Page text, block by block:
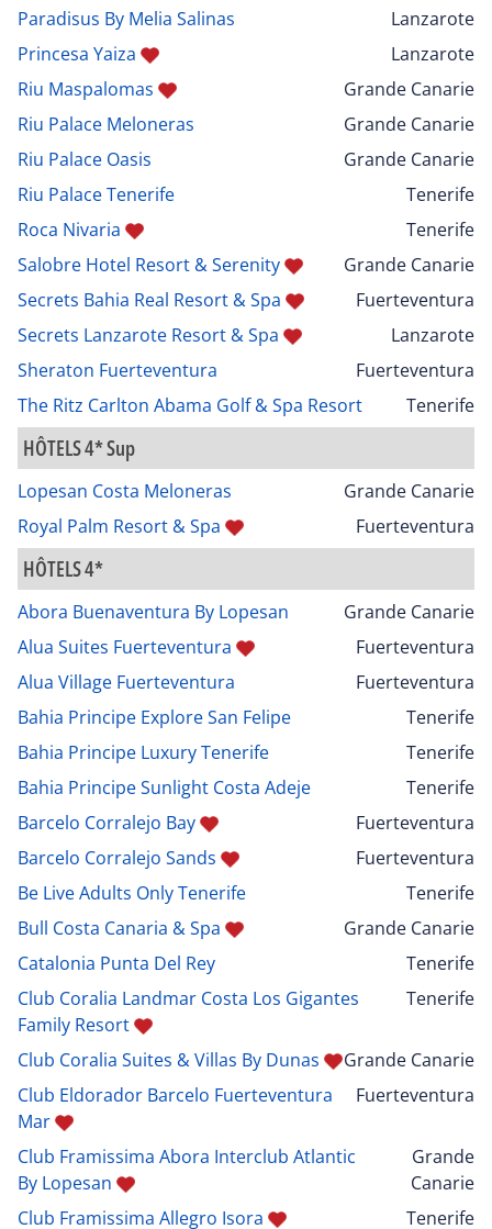
Paradisus By Melia Salinas
Lanzarote
Princesa Yaiza
Lanzarote
Riu Maspalomas
Grande Canarie
Riu Palace Meloneras
Grande Canarie
Riu Palace Oasis
Grande Canarie
Riu Palace Tenerife
Tenerife
Roca Nivaria
Tenerife
Salobre Hotel Resort & Serenity
Grande Canarie
Secrets Bahia Real Resort & Spa
Fuerteventura
Secrets Lanzarote Resort & Spa
Lanzarote
Sheraton Fuerteventura
Fuerteventura
The Ritz Carlton Abama Golf & Spa Resort
Tenerife
HÔTELS 4* Sup
Lopesan Costa Meloneras
Grande Canarie
Royal Palm Resort & Spa
Fuerteventura
HÔTELS 4*
Abora Buenaventura By Lopesan
Grande Canarie
Alua Suites Fuerteventura
Fuerteventura
Alua Village Fuerteventura
Fuerteventura
Bahia Principe Explore San Felipe
Tenerife
Bahia Principe Luxury Tenerife
Tenerife
Bahia Principe Sunlight Costa Adeje
Tenerife
Barcelo Corralejo Bay
Fuerteventura
Barcelo Corralejo Sands
Fuerteventura
Be Live Adults Only Tenerife
Tenerife
Bull Costa Canaria & Spa
Grande Canarie
Catalonia Punta Del Rey
Tenerife
Club Coralia Landmar Costa Los Gigantes
Family Resort
Tenerife
Club Coralia Suites & Villas By Dunas
Grande Canarie
Club Eldorador Barcelo Fuerteventura
Mar
Fuerteventura
Club Framissima Abora Interclub Atlantic
By Lopesan
Grande
Canarie
Club Framissima Allegro Isora
Tenerife